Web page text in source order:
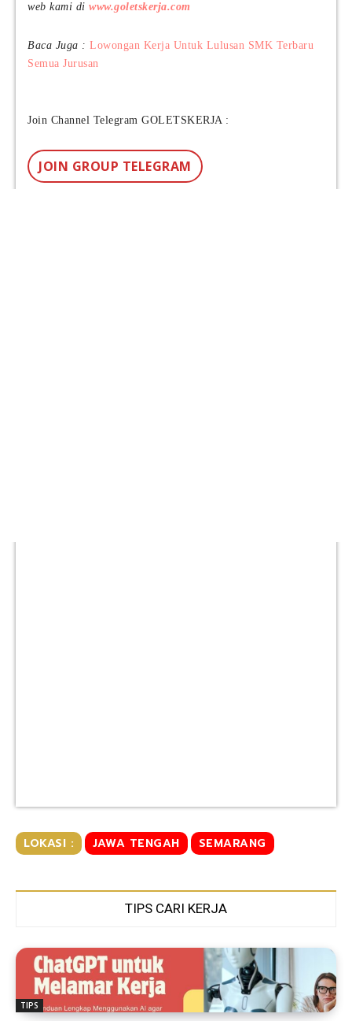
web kami di www.goletskerja.com
Baca Juga : Lowongan Kerja Untuk Lulusan SMK Terbaru
Semua Jurusan
Join Channel Telegram GOLETSKERJA :
JOIN GROUP TELEGRAM
LOKASI : JAWA TENGAH SEMARANG
TIPS CARI KERJA
TIPS